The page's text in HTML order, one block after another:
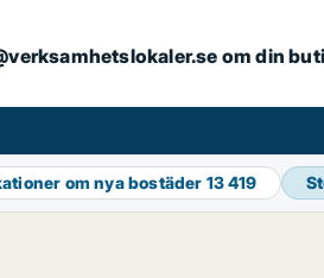
om din
om nya bostäder 13 419